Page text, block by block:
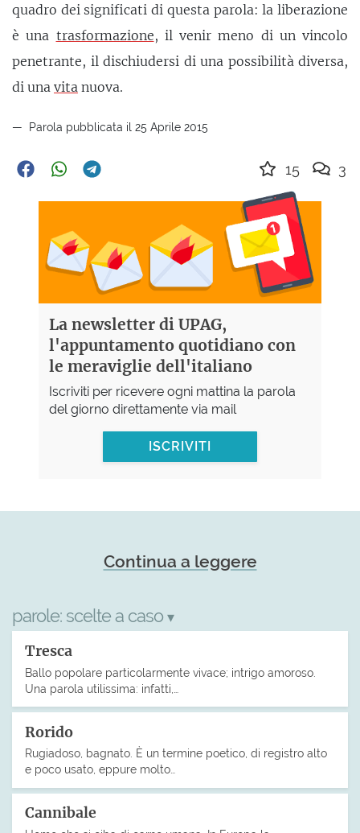
quadro dei significati di questa parola: la liberazione
è una trasformazione, il venir meno di un vincolo
penetrante, il dischiudersi di una possibilità diversa,
di una vita nuova.
Parola pubblicata il 25 Aprile 2015
15 3
La newsletter di UPAG,
l'appuntamento quotidiano con
le meraviglie dell'italiano
Iscriviti per ricevere ogni mattina la parola
del giorno direttamente via mail
ISCRIVITI
Continua a leggere
parole: scelte a caso ▾
Tresca
Ballo popolare particolarmente vivace; intrigo amoroso.
Una parola utilissima: infatti,…
Rorido
Rugiadoso, bagnato. È un termine poetico, di registro alto
e poco usato, eppure molto…
Cannibale